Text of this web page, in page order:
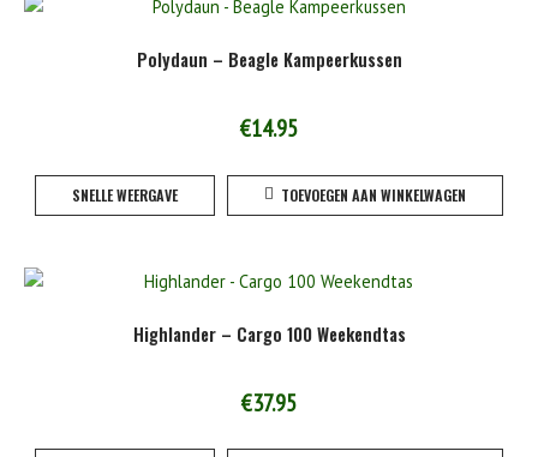
Polydaun – Beagle Kampeerkussen
€14.95
SNELLE WEERGAVE TOEVOEGEN AAN WINKELWAGEN
Highlander – Cargo 100 Weekendtas
€37.95